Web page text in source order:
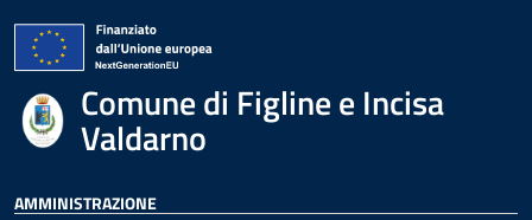
Comune di Figline e Incisa
Valdarno
AMMINISTRAZIONE